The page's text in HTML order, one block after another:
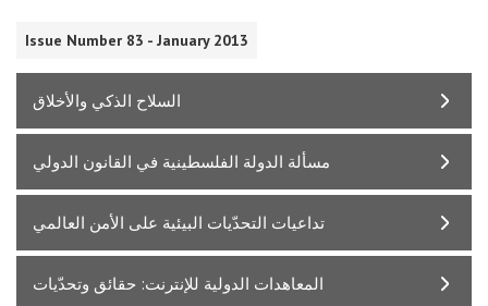
Issue Number 83 - January 2013
السلاح الذكي والأخلاق
مسألة الدولة الفلسطينية في القانون الدولي
تداعيات التحدّيات البيئية على الأمن العالمي
المعاهدات الدولية للإنترنت: حقائق وتحدّيات